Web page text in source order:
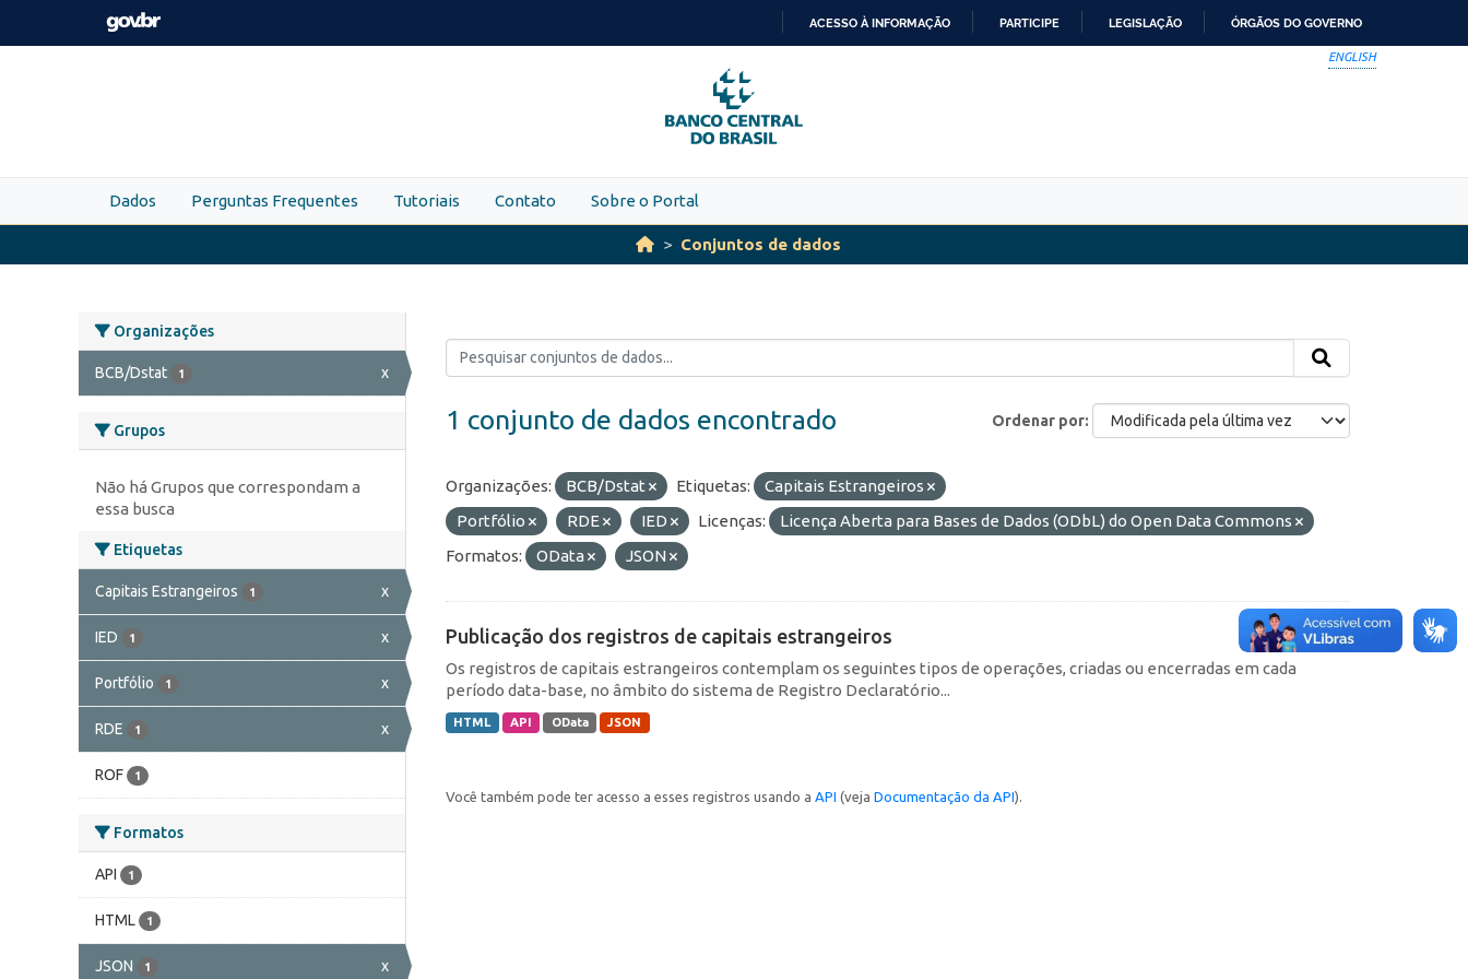
Skip to main content
PARA
O
CONTEÚDO
ACESSO À INFORMAÇÃO PARTICIPE LEGISLAÇÃO ÓRGÃOS DO GOVERNO
ENGLISH
Dados Perguntas Frequentes Tutoriais Contato Sobre o Portal
Conjuntos de dados
Organizações
BCB/Dstat 1 x
Grupos
Não há Grupos que correspondam a
essa busca
Etiquetas
Capitais Estrangeiros 1 x
IED 1 x
Portfólio 1 x
RDE 1 x
ROF 1
Formatos
API 1
HTML 1
JSON 1 x
Ordenar por
1 conjunto de dados encontrado
Organizações: BCB/Dstat Etiquetas:
Capitais Estrangeiros
Portfólio
RDE IED Licenças:
Licença Aberta para Bases de Dados (ODbL) do Open Data Commons
Formatos:
OData JSON
Publicação dos registros de capitais estrangeiros
Os registros de capitais estrangeiros contemplam os seguintes tipos de operações, criadas ou encerradas em cada
período data-base, no âmbito do sistema de Registro Declaratório...
HTML API OData JSON
Você também pode ter acesso a esses registros usando a API (veja Documentação da API).